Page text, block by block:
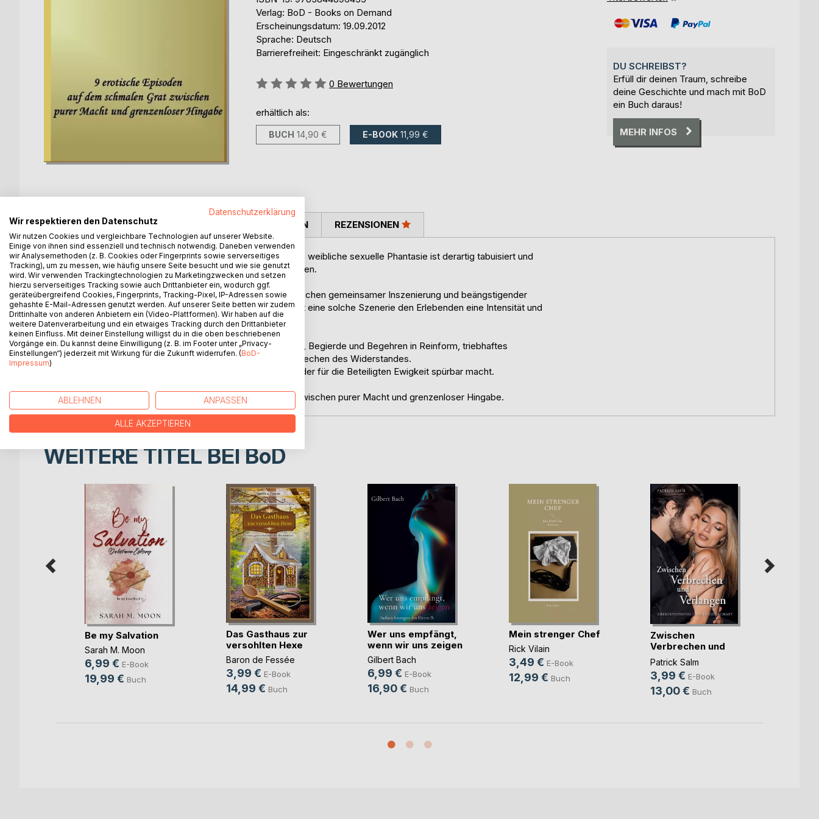
Verlag: BoD - Books on Demand
Erscheinungsdatum: 19.09.2012
Sprache: Deutsch
Barrierefreiheit: Eingeschränkt zugänglich
Bewertung::
0 Bewertungen
erhältlich als:
BUCH 14,90 € E-BOOK 11,99 €
DU SCHREIBST?
Erfüll dir deinen Traum, schreibe
deine Geschichte und mach mit BoD
ein Buch daraus!
MEHR INFOS
BESCHREIBUNG
Der Wunsch nach der eigenen Vergewaltigung. Kaum eine weibliche sexuelle Phantasie ist derartig tabuisiert und
gleichzeitig sinnliche Inspiration und Sehnsucht vieler Frauen.
Kaum eine andere Art des Rollenspiels lässt den Grat zwischen gemeinsamer Inszenierung und beängstigender
Realität so schmal werden wie diese. Gleichzeitig schenkt eine solche Szenerie den Erlebenden eine Intensität und
Verbundenheit, die einzigartig ist.
Es geht um für den Moment wahr gewordene pure Macht, Begierde und Begehren in Reinform, triebhaftes
Verlangen und auch die Lust an der Wehrlosigkeit & am Brechen des Widerstandes.
Ein Augenblick von Sehnsucht und absolutem Verlangen, der für die Beteiligten Ewigkeit spürbar macht.
9 erotische Episoden auf dem schmalen Grat zwischen zwischen purer Macht und grenzenloser Hingabe.
AUTOR/IN PRESSESTIMMEN REZENSIONEN
WEITERE TITEL BEIBoD
Be my Salvation
Sarah M. Moon
6,99 € E-Book
19,99 € Buch
Das Gasthaus zur
versohlten Hexe
Baron de Fessée
3,99 € E-Book
14,99 € Buch
Wer uns empfängt,
wenn wir uns zeigen
Gilbert Bach
6,99 € E-Book
16,90 € Buch
Mein strenger Chef
Rick Vilain
3,49 € E-Book
12,99 € Buch
Zwischen
Verbrechen und
Verlangen
Patrick Salm
3,99 € E-Book
13,00 € Buch
Datenschutzerklärung
Wir respektieren den Datenschutz
Wir nutzen Cookies und vergleichbare Technologien auf unserer Website.
Einige von ihnen sind essenziell und technisch notwendig. Daneben verwenden
wir Analysemethoden (z. B. Cookies oder Fingerprints sowie serverseitiges
Tracking), um zu messen, wie häufig unsere Seite besucht und wie sie genutzt
wird. Wir verwenden Trackingtechnologien zu Marketingzwecken und setzen
hierzu serverseitiges Tracking sowie auch Drittanbieter ein, wodurch ggf.
geräteübergreifend Cookies, Fingerprints, Tracking-Pixel, IP-Adressen sowie
gehashte E-Mail-Adressen genutzt werden. Auf unserer Seite betten wir zudem
Drittinhalte von anderen Anbietern ein (Video-Plattformen). Wir haben auf die
weitere Datenverarbeitung und ein etwaiges Tracking durch den Drittanbieter
keinen Einfluss. Mit deiner Einstellung willigst du in die oben beschriebenen
Vorgänge ein. Du kannst deine Einwilligung (z. B. im Footer unter „Privacy-
Einstellungen“) jederzeit mit Wirkung für die Zukunft widerrufen. (BoD-
Impressum)
ABLEHNEN ANPASSEN
ALLE AKZEPTIEREN